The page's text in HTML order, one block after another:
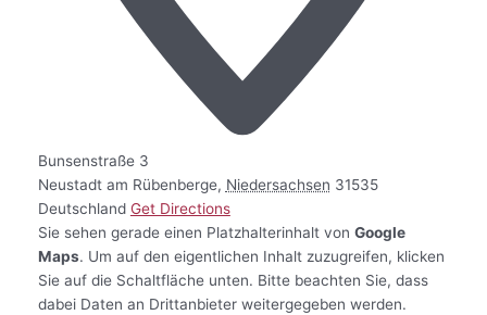
Bunsenstraße 3
Neustadt am Rübenberge, Niedersachsen 31535
Deutschland Get Directions
Sie sehen gerade einen Platzhalterinhalt von Google
Maps. Um auf den eigentlichen Inhalt zuzugreifen, klicken
Sie auf die Schaltfläche unten. Bitte beachten Sie, dass
dabei Daten an Drittanbieter weitergegeben werden.